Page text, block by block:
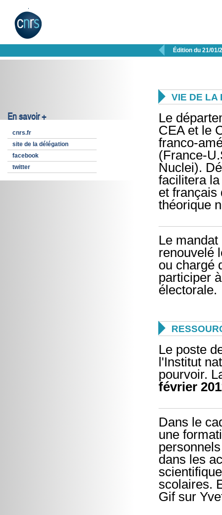
 Édition du 21/01/
En savoir +
cnrs.fr
site de la délégation
facebook
twitter
 VIE DE LA
Le
CEA et le
franco-
(France-
Nuclei).
facilitera
et français
théorique
Le
renouvelé
ou chargé
participer
électorale.

Le poste
l'Institut
pourvoir.
février
Dans le
une
dans les
scolaires.
Gif sur